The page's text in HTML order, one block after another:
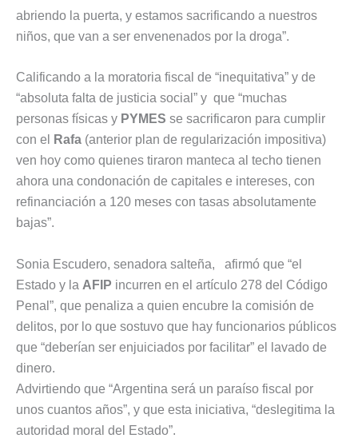
abriendo la puerta, y estamos sacrificando a nuestros
niños, que van a ser envenenados por la droga”.
Calificando a la moratoria fiscal de “inequitativa” y de
“absoluta falta de justicia social” y que “muchas
personas físicas y PYMES se sacrificaron para cumplir
con el
Rafa (anterior plan de regularización impositiva)
ven hoy como quienes tiraron manteca al techo tienen
ahora una condonación de capitales e intereses, con
refinanciación a 120 meses con tasas absolutamente
bajas”.
Sonia Escudero, senadora salteña, afirmó que “el
Estado y la AFIP incurren en el artículo 278 del Código
Penal”, que penaliza a quien encubre la comisión de
delitos, por lo que sostuvo que hay funcionarios públicos
que “deberían ser enjuiciados por facilitar” el lavado de
dinero.
Advirtiendo que “Argentina será un paraíso fiscal por
unos cuantos años”, y que esta iniciativa, “deslegitima la
autoridad moral del Estado”.